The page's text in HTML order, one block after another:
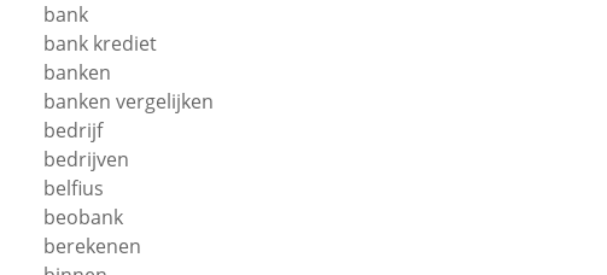
bank
bank krediet
banken
banken vergelijken
bedrijf
bedrijven
belfius
beobank
berekenen